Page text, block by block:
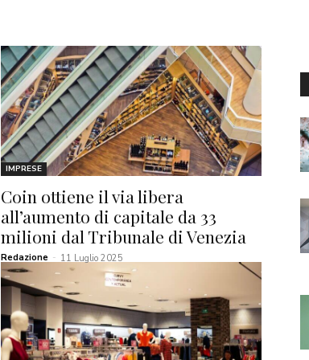
IMPRESE
Coin ottiene il via libera
all’aumento di capitale da 33
milioni dal Tribunale di Venezia
Redazione - 11 Luglio 2025